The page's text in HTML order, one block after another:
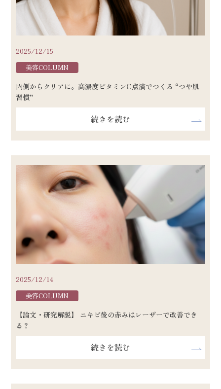
2025/12/15
美容COLUMN
内側からクリアに。高濃度ビタミンC点滴でつくる “つや肌
習慣”
続きを読む
2025/12/14
美容COLUMN
【論文・研究解説】 ニキビ後の赤みはレーザーで改善でき
る？
続きを読む